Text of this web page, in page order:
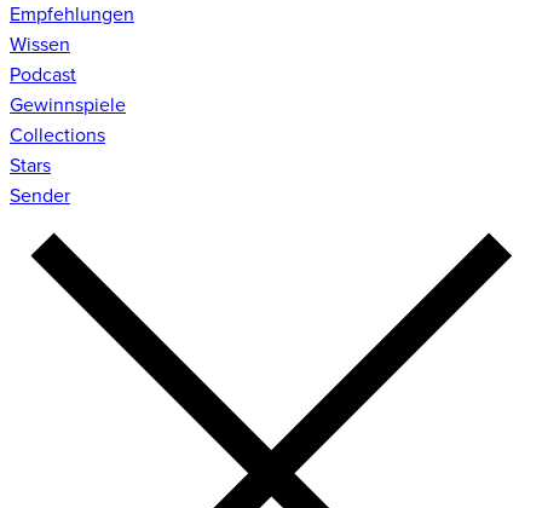
Empfehlungen
Wissen
Podcast
Gewinnspiele
Collections
Stars
Sender